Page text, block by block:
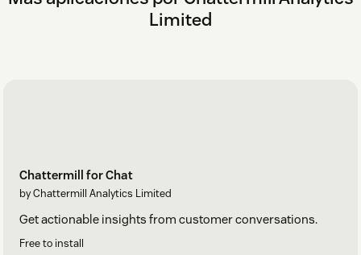
Limited
Chattermill for Chat
by Chattermill Analytics Limited
Get actionable insights from customer conversations.
Free to install